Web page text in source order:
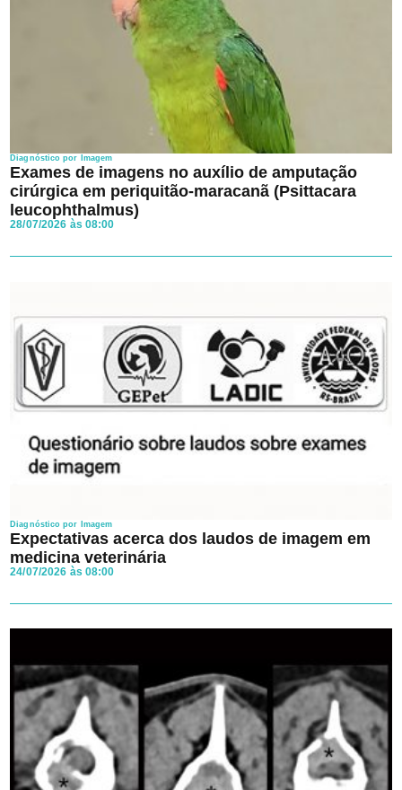
Diagnóstico por Imagem
Exames de imagens no auxílio de amputação
cirúrgica em periquitão-maracanã (Psittacara
leucophthalmus)
28/07/2026 às 08:00
Diagnóstico por Imagem
Expectativas acerca dos laudos de imagem em
medicina veterinária
24/07/2026 às 08:00